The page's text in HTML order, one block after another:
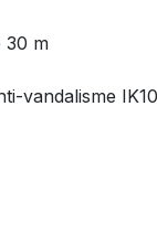
30 m
vandalisme IK10